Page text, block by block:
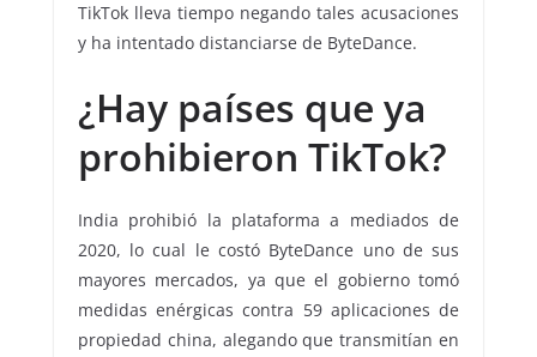
TikTok lleva tiempo negando tales acusaciones
y ha intentado distanciarse de ByteDance.
¿Hay países que ya
prohibieron TikTok?
India prohibió la plataforma a mediados de
2020, lo cual le costó ByteDance uno de sus
mayores mercados, ya que el gobierno tomó
medidas enérgicas contra 59 aplicaciones de
propiedad china, alegando que transmitían en